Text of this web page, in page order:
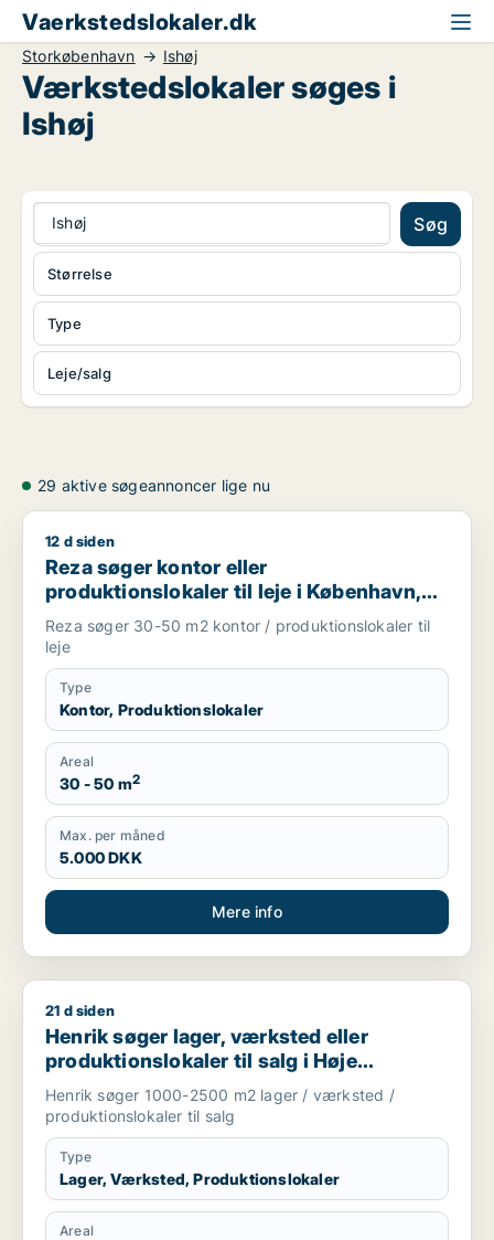
Vaerkstedslokaler.dk
Storkøbenhavn Ishøj
Værkstedslokaler søges i
Ishøj
Ishøj Søg
Type
Leje/salg
Størrelse
29 aktive søgeannoncer lige nu
Reza søger kontor eller produktionslokaler til leje i
12 d siden
Reza søger kontor eller
produktionslokaler til leje i København,
Frederiksberg eller Ørestad m.fl.
Reza søger 30-50 m2 kontor / produktionslokaler til
leje
Type
Kontor, Produktionslokaler
Areal
30 - 50 m2
Max. per måned
5.000 DKK
Mere info
Henrik søger lager, værksted eller produktionslokaler til
21 d siden
Henrik søger lager, værksted eller
produktionslokaler til salg i Høje
Taastrup, Ishøj eller Greve m.fl.
Henrik søger 1000-2500 m2 lager / værksted /
produktionslokaler til salg
Type
Lager, Værksted, Produktionslokaler
Areal